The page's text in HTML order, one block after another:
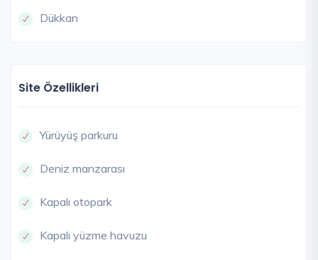
Dükkan
Site Özellikleri
Yürüyüş parkuru
Deniz manzarası
Kapalı otopark
Kapalı yüzme havuzu